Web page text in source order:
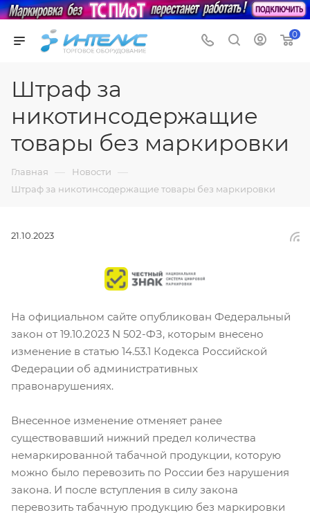
0
Штраф за
никотинсодержащие
товары без маркировки
Главная — Новости —
Штраф за никотинсодержащие товары без маркировки
21.10.2023
На официальном сайте опубликован Федеральный
закон от 19.10.2023 N 502-ФЗ, которым внесено
изменение в статью 14.53.1 Кодекса Российской
Федерации об административных
правонарушениях.
Внесенное изменение отменяет ранее
существовавший нижний предел количества
немаркированной табачной продукции, которую
можно было перевозить по России без нарушения
закона. И после вступления в силу закона
перевозить табачную продукцию без маркировки